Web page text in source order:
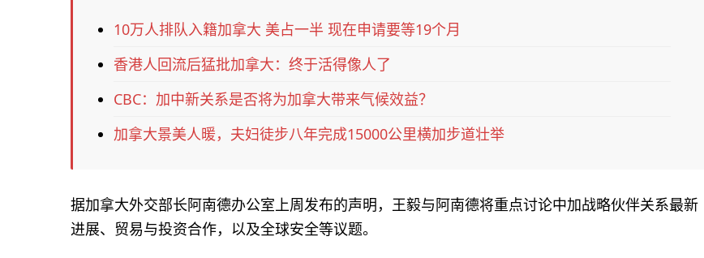
10万人排队入籍加拿大 美占一半 现在申请要等19个月
香港人回流后猛批加拿大：终于活得像人了
CBC：加中新关系是否将为加拿大带来气候效益？
加拿大景美人暖，夫妇徒步八年完成15000公里横加步道壮举
据加拿大外交部长阿南德办公室上周发布的声明，王毅与阿南德将重点讨论中加战略伙伴关系最新
进展、贸易与投资合作，以及全球安全等议题。